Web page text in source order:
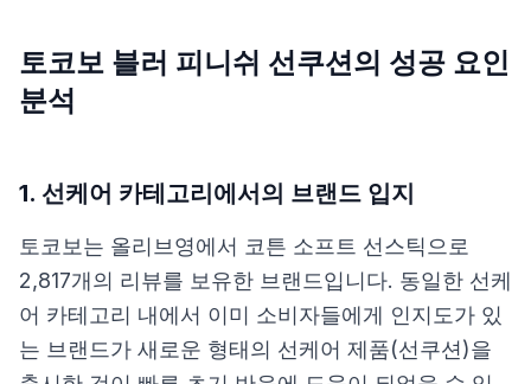
토코보 블러 피니쉬 선쿠션의 성공 요인
분석
1. 선케어 카테고리에서의 브랜드 입지
토코보는 올리브영에서 코튼 소프트 선스틱으로
2,817개의 리뷰를 보유한 브랜드입니다. 동일한 선케
어 카테고리 내에서 이미 소비자들에게 인지도가 있
는 브랜드가 새로운 형태의 선케어 제품(선쿠션)을